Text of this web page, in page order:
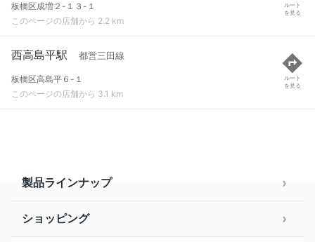
板橋区成増２-１３-１
このページの店舗から 2.2 km
ルート
を見る
西高島平駅 都営三田線
板橋区高島平６-１
このページの店舗から 3.1 km
ルート
を見る
製品ラインナップ
ショッピング